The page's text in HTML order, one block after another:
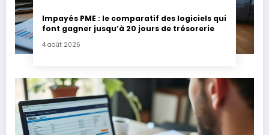
Impayés PME : le comparatif des logiciels qui
font gagner jusqu’à 20 jours de trésorerie
4 août 2026